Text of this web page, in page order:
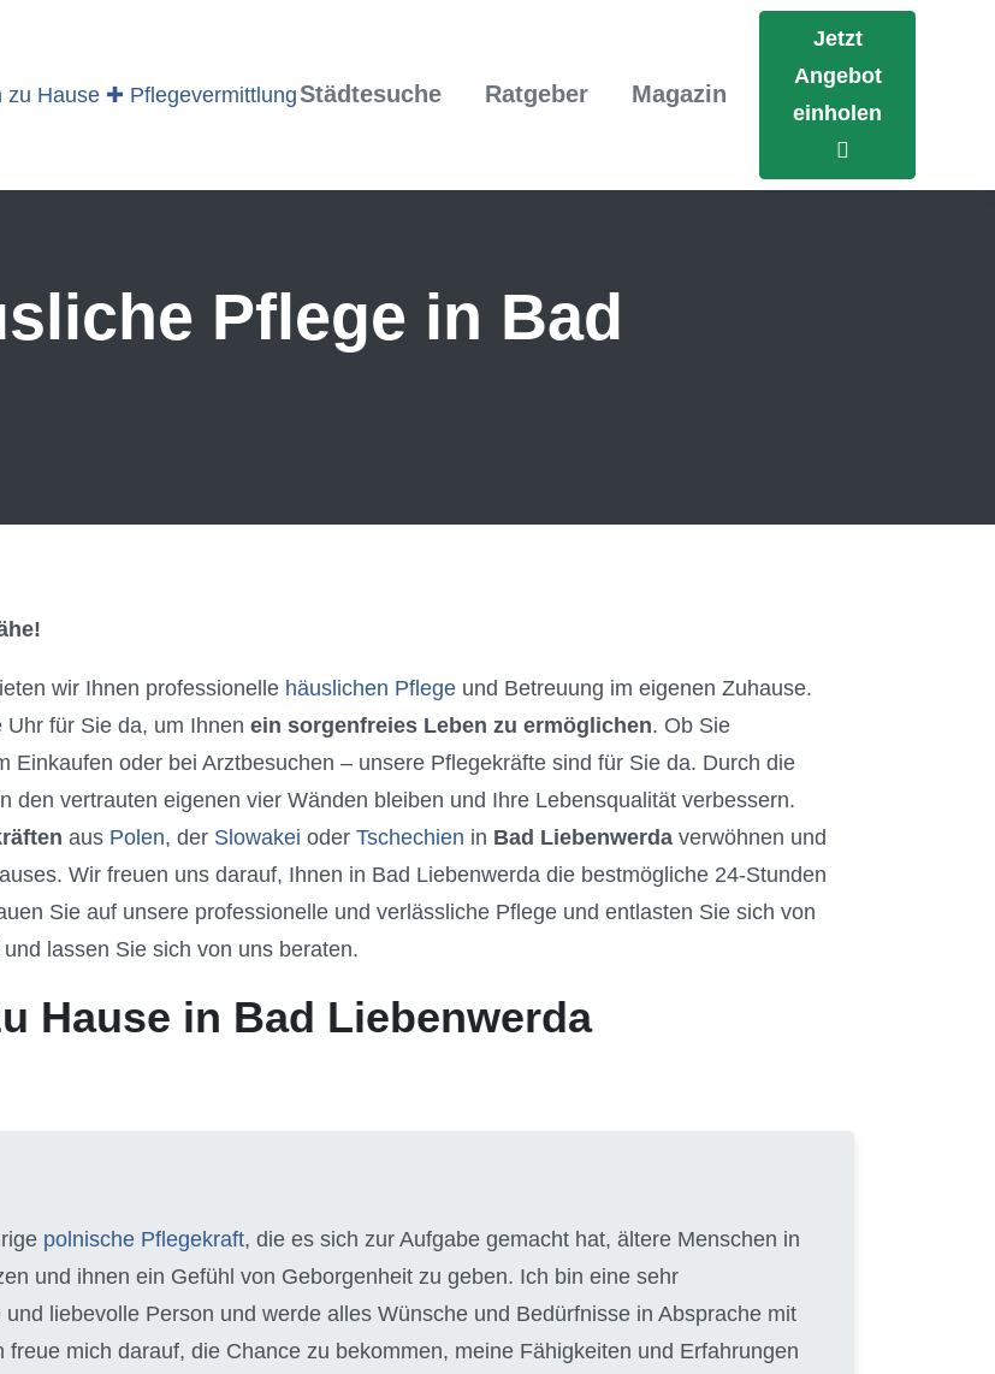
Städtesuche Ratgeber Magazin
Jetzt
Angebot
einholen
Pflege in Bad
wir Ihnen professionelle häuslichen Pflege und Betreuung im eigenen Zuhause.
Uhr für Sie da, um Ihnen ein sorgenfreies Leben zu ermöglichen. Ob Sie
Einkaufen oder bei Arztbesuchen – unsere Pflegekräfte sind für Sie da. Durch die
den vertrauten eigenen vier Wänden bleiben und Ihre Lebensqualität verbessern.
aus Polen, der Slowakei oder Tschechien in Bad Liebenwerda verwöhnen und
Wir freuen uns darauf, Ihnen in Bad Liebenwerda die bestmögliche 24-Stunden
Sie auf unsere professionelle und verlässliche Pflege und entlasten Sie sich von
lassen Sie sich von uns beraten.
Hause in Bad Liebenwerda
polnische Pflegekraft, die es sich zur Aufgabe gemacht hat, ältere Menschen in
und ihnen ein Gefühl von Geborgenheit zu geben. Ich bin eine sehr
liebevolle Person und werde alles Wünsche und Bedürfnisse in Absprache mit
freue mich darauf, die Chance zu bekommen, meine Fähigkeiten und Erfahrungen